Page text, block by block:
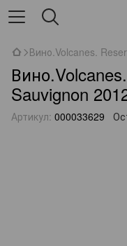
Вино.Volcanes.
Sauvignon
Артикул: 000033629